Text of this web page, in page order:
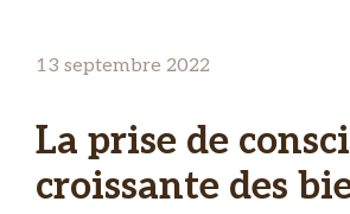
13 septembre 2022
La prise de
croissante des